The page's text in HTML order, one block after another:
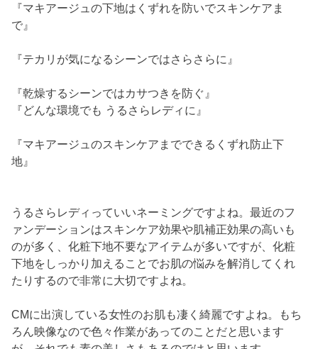
『マキアージュの下地はくずれを防いでスキンケアま
で』
『テカリが気になるシーンではさらさらに』
『乾燥するシーンではカサつきを防ぐ』
『どんな環境でも うるさらレディに』
『マキアージュのスキンケアまでできるくずれ防止下
地』
うるさらレディっていいネーミングですよね。最近のフ
ァンデーションはスキンケア効果や肌補正効果の高いも
のが多く、化粧下地不要なアイテムが多いですが、化粧
下地をしっかり加えることでお肌の悩みを解消してくれ
たりするので非常に大切ですよね。
CMに出演している女性のお肌も凄く綺麗ですよね。もち
ろん映像なので色々作業があってのことだと思います